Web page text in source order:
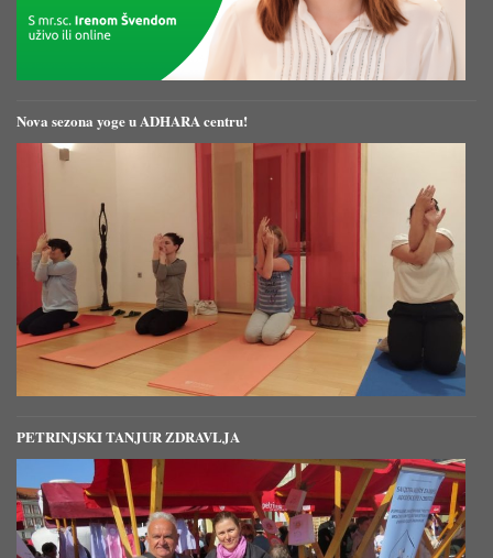
Nova sezona yoge u ADHARA centru!
PETRINJSKI TANJUR ZDRAVLJA